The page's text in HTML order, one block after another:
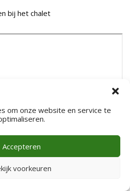
om onze website en service te
Accepteren
voorkeuren
bij het chalet